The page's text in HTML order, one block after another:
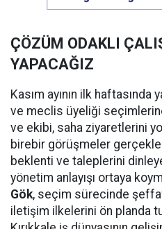
ÇÖZÜM ODAKLI
YAPACAĞIZ
Kasım ayının ilk
ve meclis üyeliği
ve ekibi, saha ziyaretlerini
birebir görüşmeler
beklenti ve taleplerini
yönetim anlayışı ortaya
Gök, seçim sürecinde
iletişim ilkelerini ön planda